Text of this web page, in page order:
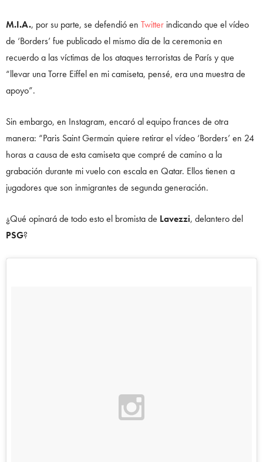
M.I.A., por su parte, se defendió en Twitter indicando que el vídeo
de ‘Borders’ fue publicado el mismo día de la ceremonia en
recuerdo a las víctimas de los ataques terroristas de París y que
“llevar una Torre Eiffel en mi camiseta, pensé, era una muestra de
apoyo”.
Sin embargo, en Instagram, encaró al equipo frances de otra
manera: “Paris Saint Germain quiere retirar el vídeo ‘Borders’ en 24
horas a causa de esta camiseta que compré de camino a la
grabación durante mi vuelo con escala en Qatar. Ellos tienen a
jugadores que son inmigrantes de segunda generación.
¿Qué opinará de todo esto el bromista de Lavezzi, delantero del
PSG?